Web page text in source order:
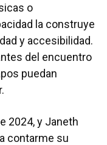
o
la construye
y accesibilidad.
del encuentro
puedan
2024, y Janeth
contarme su